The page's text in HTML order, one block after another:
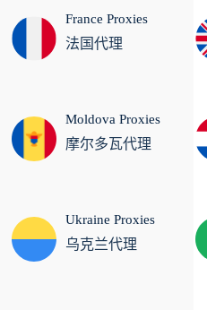
France Proxies
法国代理
Moldova Proxies
摩尔多瓦代理
Ukraine Proxies
乌克兰代理